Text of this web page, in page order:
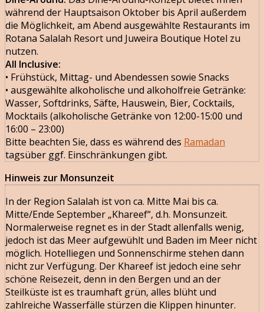
während der Hauptsaison Oktober bis April außerdem
die Möglichkeit, am Abend ausgewählte Restaurants im
Rotana Salalah Resort und Juweira Boutique Hotel zu
nutzen.
All Inclusive:
• Frühstück, Mittag- und Abendessen sowie Snacks
• ausgewählte alkoholische und alkoholfreie Getränke:
Wasser, Softdrinks, Säfte, Hauswein, Bier, Cocktails,
Mocktails (alkoholische Getränke von 12:00-15:00 und
16:00 – 23:00)
Bitte beachten Sie, dass es während des Ramadan
tagsüber ggf. Einschränkungen gibt.
Hinweis zur Monsunzeit
In der Region Salalah ist von ca. Mitte Mai bis ca.
Mitte/Ende September „Khareef“, d.h. Monsunzeit.
Normalerweise regnet es in der Stadt allenfalls wenig,
jedoch ist das Meer aufgewühlt und Baden im Meer nicht
möglich. Hotelliegen und Sonnenschirme stehen dann
nicht zur Verfügung. Der Khareef ist jedoch eine sehr
schöne Reisezeit, denn in den Bergen und an der
Steilküste ist es traumhaft grün, alles blüht und
zahlreiche Wasserfälle stürzen die Klippen hinunter.